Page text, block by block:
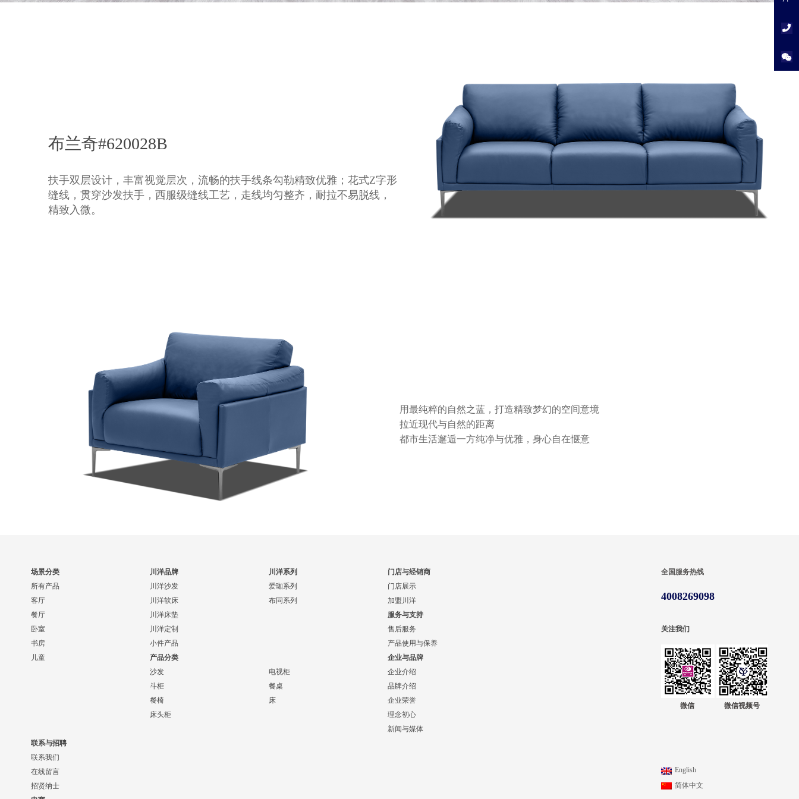
布兰奇#620028B
扶手双层设计，丰富视觉层次，流畅的扶手线条勾勒精致优雅；花式Z字形
缝线，贯穿沙发扶手，西服级缝线工艺，走线均匀整齐，耐拉不易脱线，
精致入微。
用最纯粹的自然之蓝，打造精致梦幻的空间意境
拉近现代与自然的距离
都市生活邂逅一方纯净与优雅，身心自在惬意
场景分类
所有产品
客厅
餐厅
卧室
书房
儿童
川洋品牌
川洋沙发
川洋软床
川洋床垫
川洋定制
小件产品
川洋系列
爱珈系列
布同系列
门店与经销商
门店展示
加盟川洋
服务与支持
售后服务
产品使用与保养
产品分类
沙发
电视柜
斗柜
餐桌
餐椅
床
床头柜
企业与品牌
企业介绍
品牌介绍
企业荣誉
理念初心
新闻与媒体
联系与招聘
联系我们
在线留言
招贤纳士
全国服务热线
4008269098
关注我们
微信 微信视频号
English
简体中文
服
务